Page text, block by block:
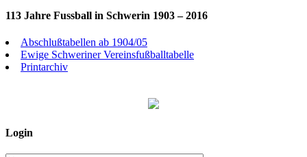
113 Jahre Fussball in Schwerin 1903 – 2016
Abschlußtabellen ab 1904/05
Ewige Schweriner Vereinsfußballtabelle
Printarchiv
Login